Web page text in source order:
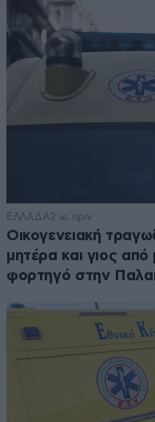
ΕΛΛΑΔΑ2 ω. πριν
Οικογενειακή
μητέρα και γιος
φορτηγό στην